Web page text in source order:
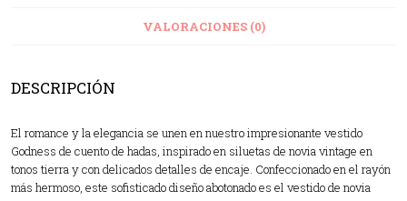
VALORACIONES (0)
DESCRIPCIÓN
El romance y la elegancia se unen en nuestro impresionante vestido
Godness de cuento de hadas, inspirado en siluetas de novia vintage en
tonos tierra y con delicados detalles de encaje. Confeccionado en el rayón
más hermoso, este sofisticado diseño abotonado es el vestido de novia